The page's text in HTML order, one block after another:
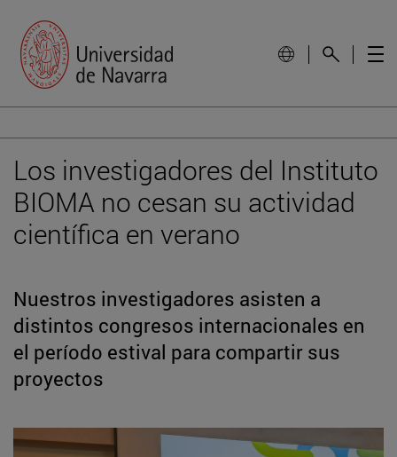
Los investigadores del Instituto
BIOMA no cesan su actividad
científica en verano
Nuestros investigadores asisten a
distintos congresos internacionales en
el período estival para compartir sus
proyectos